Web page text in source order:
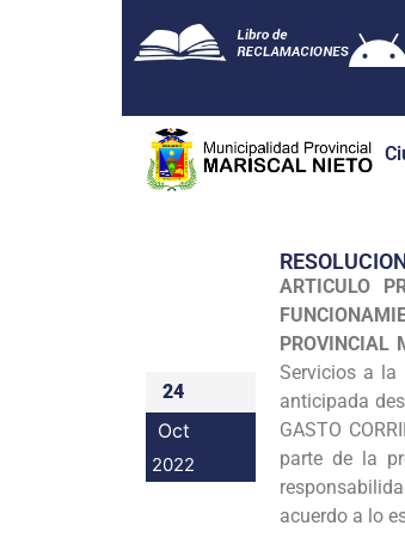
24
Oct
2022
ARTICULO
PROVINCIAL
Servicios a la
anticipada
GASTO
parte de la
acuerdo a lo